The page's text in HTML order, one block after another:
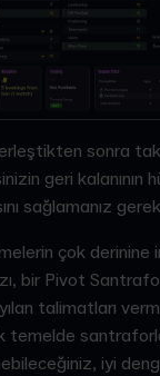
sonra
geri kalanının
sağlamanız
çok derinine
bir Pivot
talimatları
temelde
iyi